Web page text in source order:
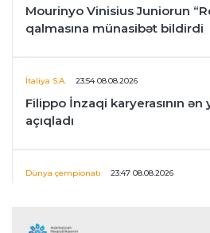
Mourinyo Vinisius Juniorun
qalmasına münasibət bildirdi
İtaliya S.A. 23:54 08.08.2026
Filippo İnzaqi karyerasının ən
açıqladı
Dünya çempionatı 23:47 08.08.2026